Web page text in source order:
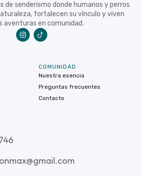
de senderismo donde humanos y perros
fortalecen su vínculo y viven
aventuras en comunidad.
COMUNIDAD
Nuestra esencia
Preguntas frecuentes
Contacto